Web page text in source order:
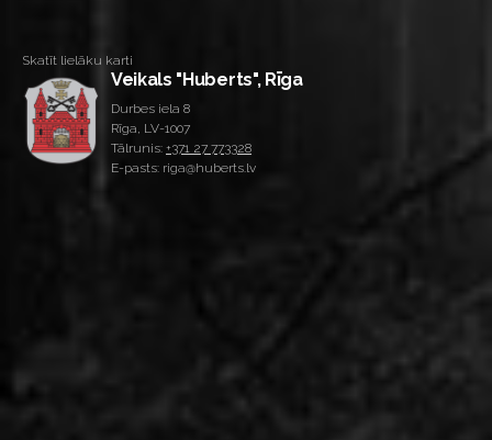
Skatīt lielāku karti
Veikals "Huberts", Rīga
Durbes iela 8
Rīga, LV-1007
Tālrunis: +371 27 773328
E-pasts: riga@huberts.lv